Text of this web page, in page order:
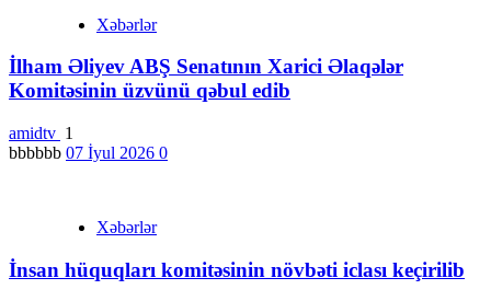
Xəbərlər
İlham Əliyev ABŞ Senatının Xarici Əlaqələr
Komitəsinin üzvünü qəbul edib
amidtv 1
bbbbbb 07 İyul 2026 0
Xəbərlər
İnsan hüquqları komitəsinin növbəti iclası keçirilib